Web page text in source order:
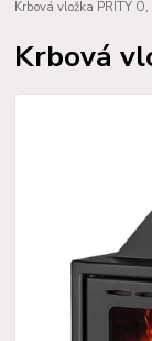
Krbová vložka PRITY
Krbová